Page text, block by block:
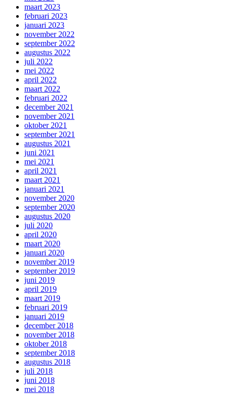
maart 2023
februari 2023
januari 2023
november 2022
september 2022
augustus 2022
juli 2022
mei 2022
april 2022
maart 2022
februari 2022
december 2021
november 2021
oktober 2021
september 2021
augustus 2021
juni 2021
mei 2021
april 2021
maart 2021
januari 2021
november 2020
september 2020
augustus 2020
juli 2020
april 2020
maart 2020
januari 2020
november 2019
september 2019
juni 2019
april 2019
maart 2019
februari 2019
januari 2019
december 2018
november 2018
oktober 2018
september 2018
augustus 2018
juli 2018
juni 2018
mei 2018